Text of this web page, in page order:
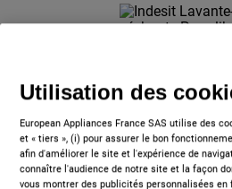
Utilisation des
European Appliances France SAS utilise des
et « tiers », (i) pour assurer le bon
afin d'améliorer le site et l'expérience de
connaître l'audience de notre site et la façon
vous montrer des publicités personnalisées